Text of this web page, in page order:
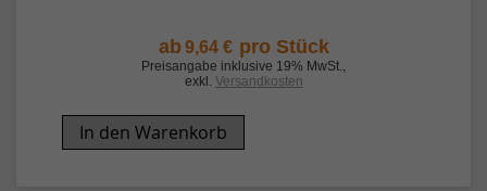
ab 9,64 € pro Stück
Preisangabe inklusive 19% MwSt.,
exkl. Versandkosten
In den Warenkorb